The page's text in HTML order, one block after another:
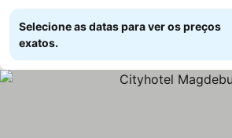
Selecione as datas para ver os preços
exatos.